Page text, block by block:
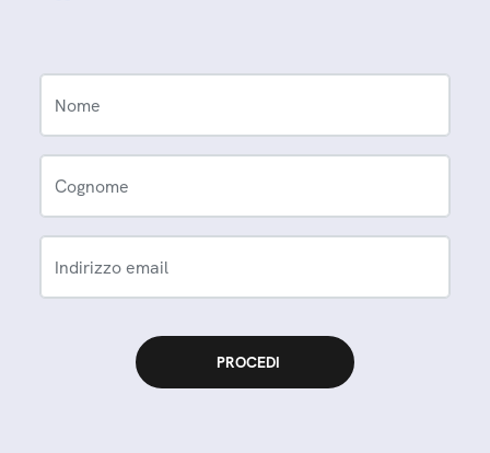
Nome
Cognome
Indirizzo email